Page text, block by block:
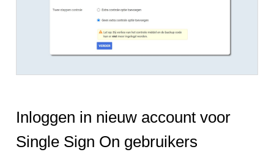
Inloggen in nieuw account voor
Single Sign On gebruikers